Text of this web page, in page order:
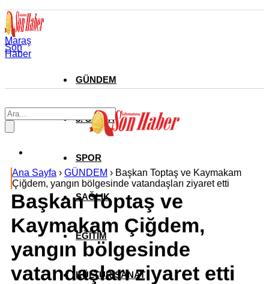
Maraş
Son
Haber
GÜNDEM
3. SAYFA
SPOR
SAĞLIK
EĞİTİM
KÜLTÜR SANAT
Ana Sayfa › GÜNDEM › Başkan Toptaş ve Kaymakam
Çiğdem, yangın bölgesinde vatandaşları ziyaret etti
Başkan Toptaş ve
Kaymakam Çiğdem,
yangın bölgesinde
vatandaşları ziyaret etti